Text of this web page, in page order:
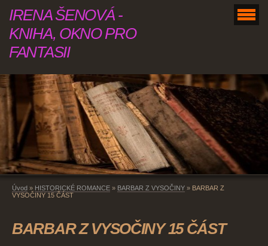
IRENA ŠENOVÁ -
KNIHA, OKNO PRO
FANTASII
Úvod » HISTORICKÉ ROMANCE » BARBAR Z VYSOČINY » BARBAR Z
VYSOČINY 15 ČÁST
BARBAR Z VYSOČINY 15 ČÁST